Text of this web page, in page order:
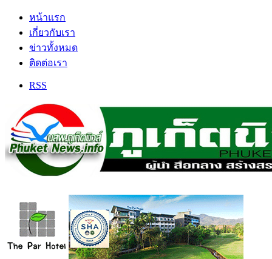
หน้าแรก
เกี่ยวกับเรา
ข่าวทั้งหมด
ติดต่อเรา
RSS